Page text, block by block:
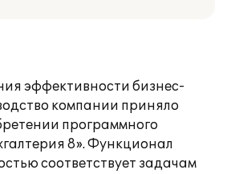
эффективности бизнес-
компании приняло
программного
8». Функционал
соответствует задачам